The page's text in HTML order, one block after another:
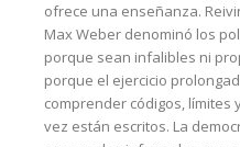
ofrece una enseñanza.
Max Weber denominó los
porque sean infalibles ni
porque el ejercicio
comprender códigos,
vez están escritos. La